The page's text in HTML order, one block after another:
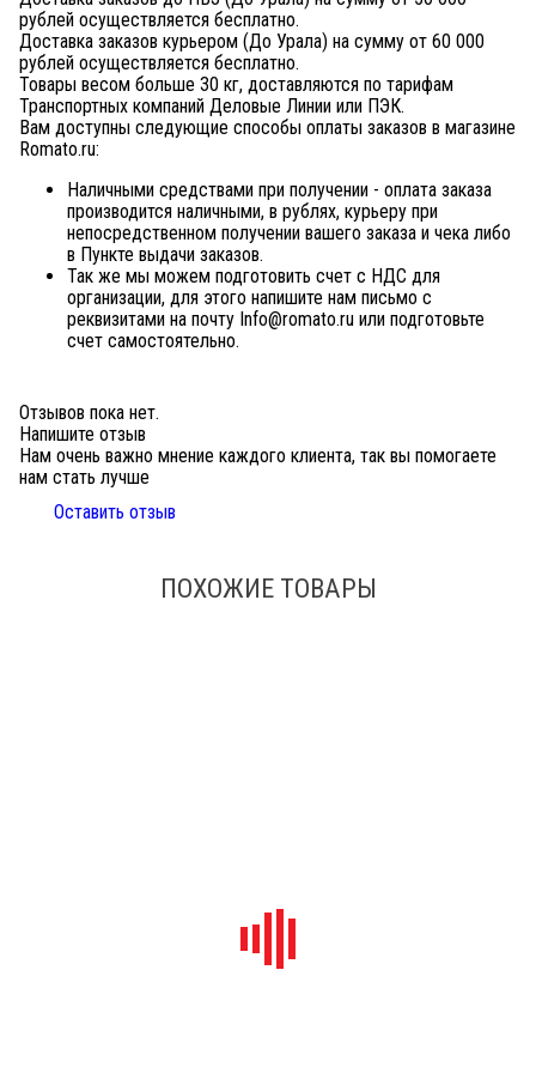
рублей осуществляется бесплатно.
Доставка заказов курьером (До Урала) на сумму от 60 000
рублей осуществляется бесплатно.
Товары весом больше 30 кг, доставляются по тарифам
Транспортных компаний Деловые Линии или ПЭК.
Вам доступны следующие способы оплаты заказов в магазине
Romato.ru:
Наличными средствами при получении - оплата заказа
производится наличными, в рублях, курьеру при
непосредственном получении вашего заказа и чека либо
в Пункте выдачи заказов.
Так же мы можем подготовить счет с НДС для
организации, для этого напишите нам письмо с
реквизитами на почту Info@romato.ru или подготовьте
счет самостоятельно.
Отзывов пока нет.
Напишите отзыв
Нам очень важно мнение каждого клиента, так вы помогаете
нам стать лучше
Оставить отзыв
ПОХОЖИЕ ТОВАРЫ